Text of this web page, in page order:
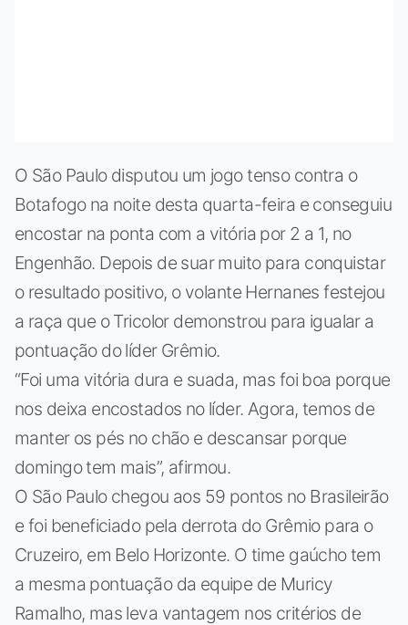
O São Paulo disputou um jogo tenso contra o
Botafogo na noite desta quarta-feira e conseguiu
encostar na ponta com a vitória por 2 a 1, no
Engenhão. Depois de suar muito para conquistar
o resultado positivo, o volante Hernanes festejou
a raça que o Tricolor demonstrou para igualar a
pontuação do líder Grêmio.
“Foi uma vitória dura e suada, mas foi boa porque
nos deixa encostados no líder. Agora, temos de
manter os pés no chão e descansar porque
domingo tem mais”, afirmou.
O São Paulo chegou aos 59 pontos no Brasileirão
e foi beneficiado pela derrota do Grêmio para o
Cruzeiro, em Belo Horizonte. O time gaúcho tem
a mesma pontuação da equipe de Muricy
Ramalho, mas leva vantagem nos critérios de